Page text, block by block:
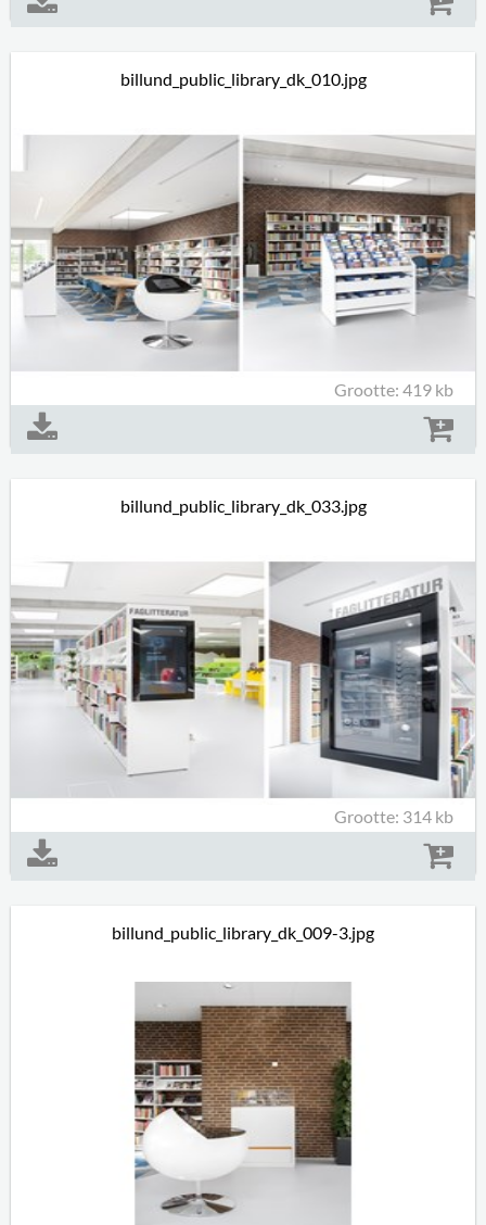
billund_public_library_dk_010.jpg
Grootte: 419 kb
billund_public_library_dk_033.jpg
Grootte: 314 kb
billund_public_library_dk_009-3.jpg